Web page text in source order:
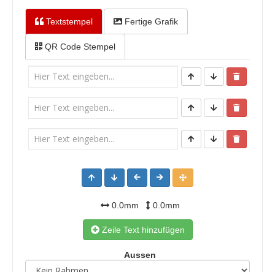
Textstempel Fertige Grafik
QR Code Stempel
0.0mm 0.0mm
Zeile Text hinzufügen
Aussen